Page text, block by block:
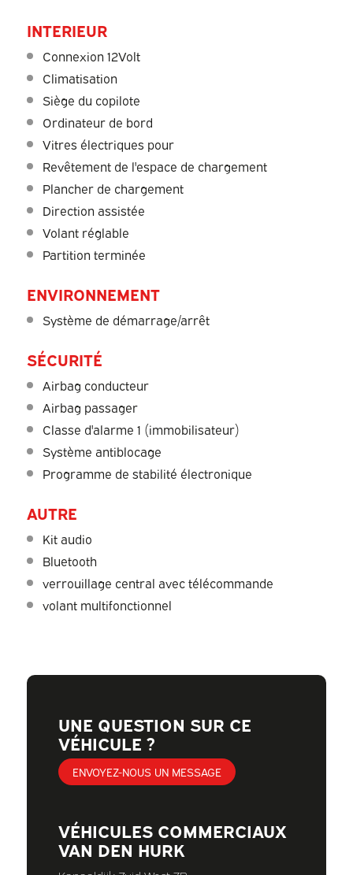
INTERIEUR
Connexion 12Volt
Climatisation
Siège du copilote
Ordinateur de bord
Vitres électriques pour
Revêtement de l'espace de chargement
Plancher de chargement
Direction assistée
Volant réglable
Partition terminée
ENVIRONNEMENT
Système de démarrage/arrêt
SÉCURITÉ
Airbag conducteur
Airbag passager
Classe d'alarme 1 (immobilisateur)
Système antiblocage
Programme de stabilité électronique
AUTRE
Kit audio
Bluetooth
verrouillage central avec télécommande
volant multifonctionnel
UNE QUESTION SUR CE
VÉHICULE ?
ENVOYEZ-NOUS UN MESSAGE
VÉHICULES COMMERCIAUX
VAN DEN HURK